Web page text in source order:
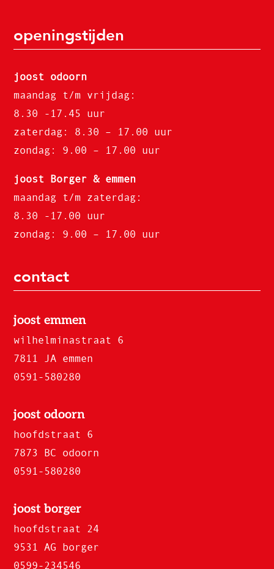
openingstijden
joost odoorn
maandag t/m vrijdag:
8.30 -17.45 uur
zaterdag: 8.30 – 17.00 uur
zondag: 9.00 – 17.00 uur
joost Borger & emmen
maandag t/m zaterdag:
8.30 -17.00 uur
zondag: 9.00 – 17.00 uur
contact
joost emmen
wilhelminastraat 6
7811 JA emmen
0591-580280
joost odoorn
hoofdstraat 6
7873 BC odoorn
0591-580280
joost borger
hoofdstraat 24
9531 AG borger
0599-234546